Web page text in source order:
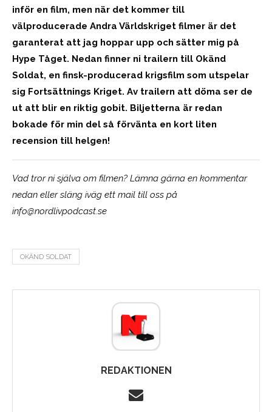
inför en film, men när det kommer till
välproducerade Andra Världskriget filmer är det
garanterat att jag hoppar upp och sätter mig på
Hype Tåget. Nedan finner ni trailern till Okänd
Soldat, en finsk-producerad krigsfilm som utspelar
sig Fortsättnings Kriget. Av trailern att döma ser de
ut att blir en riktig gobit. Biljetterna är redan
bokade för min del så förvänta en kort liten
recension till helgen!
Vad tror ni själva om filmen? Lämna gärna en kommentar
nedan eller släng iväg ett mail till oss på
info@nordlivpodcast.se
OKÄND SOLDAT
REDAKTIONEN